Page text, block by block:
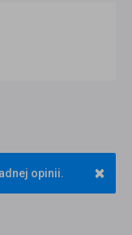
×
opinii.